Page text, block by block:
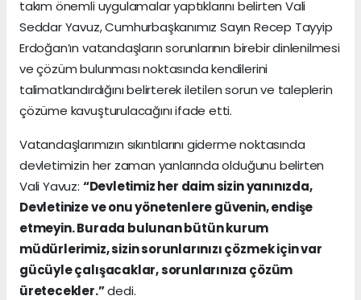
takım önemli uygulamalar yaptıklarını belirten Vali
Seddar Yavuz, Cumhurbaşkanımız Sayın Recep Tayyip
Erdoğan’ın vatandaşların sorunlarının birebir dinlenilmesi
ve çözüm bulunması noktasında kendilerini
talimatlandırdığını belirterek iletilen sorun ve taleplerin
çözüme kavuşturulacağını ifade etti.
Vatandaşlarımızın sıkıntılarını giderme noktasında
devletimizin her zaman yanlarında olduğunu belirten
Vali Yavuz: “Devletimiz her daim sizin yanınızda,
Devletinize ve onu yönetenlere güvenin, endişe
etmeyin. Burada bulunan bütün kurum
müdürlerimiz, sizin sorunlarınızı çözmek için var
gücüyle çalışacaklar, sorunlarınıza çözüm
üretecekler.”dedi.